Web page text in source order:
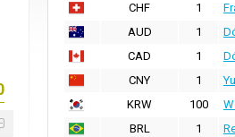
CHF
1
AUD
1
CAD
1
CNY
1
KRW
100
BRL
1